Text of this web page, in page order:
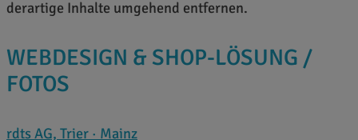
derartige Inhalte umgehend entfernen.
WEBDESIGN & SHOP-LÖSUNG /
FOTOS
rdts AG, Trier · Mainz